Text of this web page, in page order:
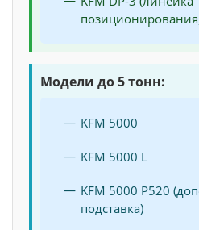
Модели до 5 тонн:
KFM 5000
KFM 5000 L
KFM 5000 P520
подставка)